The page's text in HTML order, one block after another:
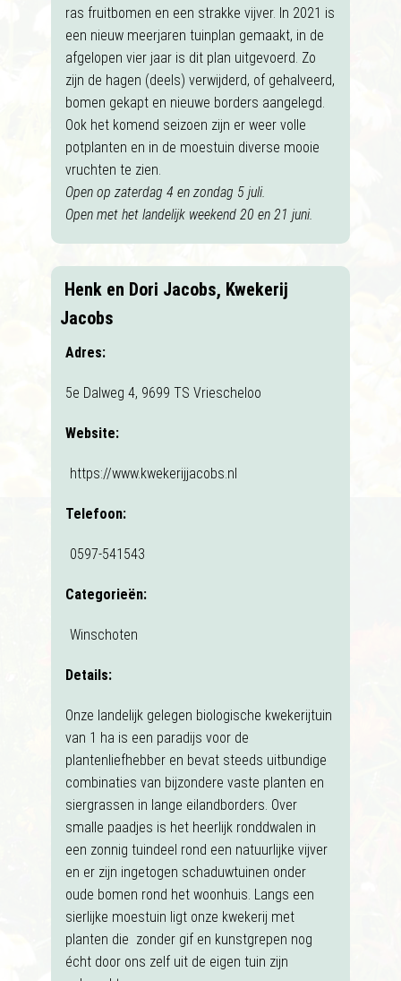
ras fruitbomen en een strakke vijver. In 2021 is
een nieuw meerjaren tuinplan gemaakt, in de
afgelopen vier jaar is dit plan uitgevoerd. Zo
zijn de hagen (deels) verwijderd, of gehalveerd,
bomen gekapt en nieuwe borders aangelegd.
Ook het komend seizoen zijn er weer volle
potplanten en in de moestuin diverse mooie
vruchten te zien.
Open op zaterdag 4 en zondag 5 juli.
Open met het landelijk weekend 20 en 21 juni.
Henk en Dori Jacobs, Kwekerij
Jacobs
Adres:
5e Dalweg 4, 9699 TS Vriescheloo
Website:
https://www.kwekerijjacobs.nl
Telefoon:
0597-541543
Categorieën:
Winschoten
Details:
Onze landelijk gelegen biologische kwekerijtuin
van 1 ha is een paradijs voor de
plantenliefhebber en bevat steeds uitbundige
combinaties van bijzondere vaste planten en
siergrassen in lange eilandborders. Over
smalle paadjes is het heerlijk ronddwalen in
een zonnig tuindeel rond een natuurlijke vijver
en er zijn ingetogen schaduwtuinen onder
oude bomen rond het woonhuis. Langs een
sierlijke moestuin ligt onze kwekerij met
planten die zonder gif en kunstgrepen nog
écht door ons zelf uit de eigen tuin zijn